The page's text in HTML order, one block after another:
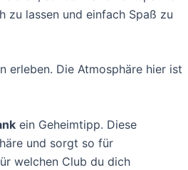
zu lassen und einfach Spaß zu
erleben. Die Atmosphäre hier ist
ein Geheimtipp. Diese
und sorgt so für
welchen Club du dich